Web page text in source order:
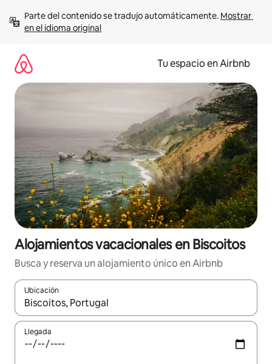
contenido
Parte del contenido se tradujo automáticamente. Mostrar
en el idioma original
Tu espacio en Airbnb
Alojamientos vacacionales en Biscoitos
Busca y reserva un alojamiento único en Airbnb
Ubicación
Cuando los resultados estén disponibles, podrás navegar
Llegada